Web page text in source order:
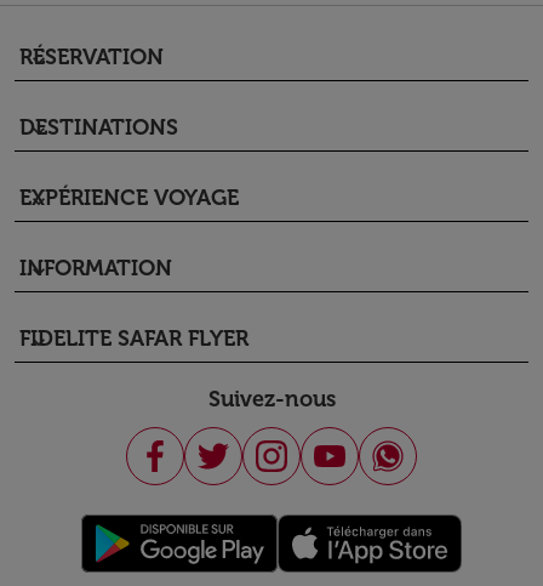
RÉSERVATION
keyboard_arrow_down
DESTINATIONS
keyboard_arrow_down
EXPÉRIENCE VOYAGE
keyboard_arrow_down
INFORMATION
keyboard_arrow_down
FIDELITE SAFAR FLYER
keyboard_arrow_down
Suivez-nous